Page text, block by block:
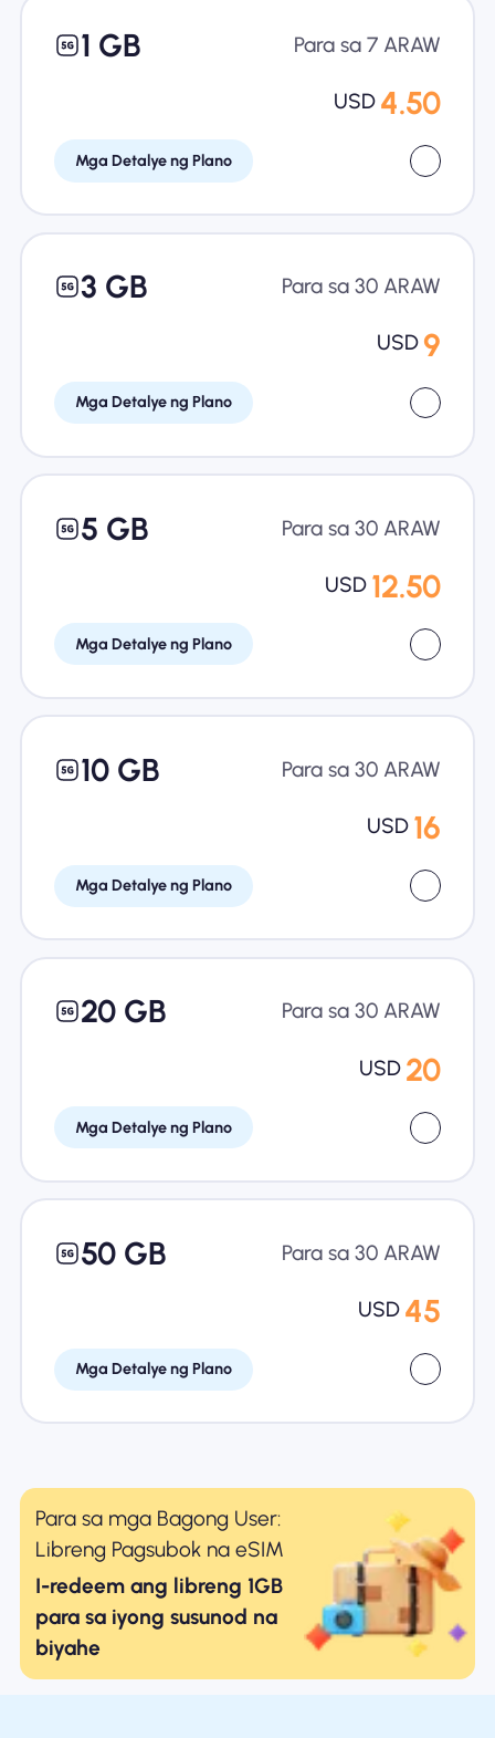
1 GB Para sa 7 ARAW
USD 4.50
Mga Detalye ng Plano
3 GB Para sa 30 ARAW
USD 9
Mga Detalye ng Plano
5 GB Para sa 30 ARAW
USD 12.50
Mga Detalye ng Plano
10 GB Para sa 30 ARAW
USD 16
Mga Detalye ng Plano
20 GB Para sa 30 ARAW
USD 20
Mga Detalye ng Plano
50 GB Para sa 30 ARAW
USD 45
Mga Detalye ng Plano
Para sa mga Bagong User:
Libreng Pagsubok na eSIM
I-redeem ang libreng 1GB
para sa iyong susunod na
biyahe